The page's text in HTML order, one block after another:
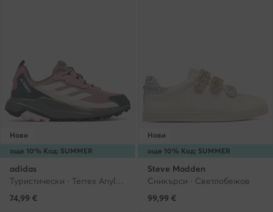
още 10% Код: SUMMER
Нови
adidas
74,99 €
още 10% Код: SUMMER
Нови
Steve Madden
Сникърси · Светлобежов
99,99 €